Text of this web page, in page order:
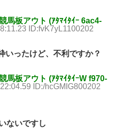
馬板アウト (ｱﾀﾏｲﾀｲｰ 6ac4-
ID:fvK7yL1100202
いったけど、不利ですか？
馬板アウト (ｱﾀﾏｲﾀｲｰW f970-
ID:/hcGMIG800202
ないですし